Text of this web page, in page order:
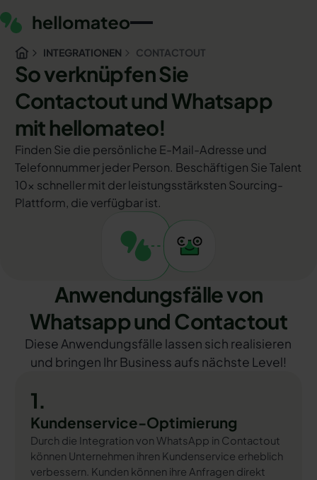
INTEGRATIONEN CONTACTOUT
So verknüpfen Sie
Contactout und Whatsapp
mit hellomateo!
Finden Sie die persönliche E-Mail-Adresse und
Telefonnummer jeder Person. Beschäftigen Sie Talent
10x schneller mit der leistungsstärksten Sourcing-
Plattform, die verfügbar ist.
Anwendungsfälle von
Whatsapp und Contactout
Diese Anwendungsfälle lassen sich realisieren
und bringen Ihr Business aufs nächste Level!
1.
Kundenservice-Optimierung
Durch die Integration von WhatsApp in Contactout
können Unternehmen ihren Kundenservice erheblich
verbessern. Kunden können ihre Anfragen direkt